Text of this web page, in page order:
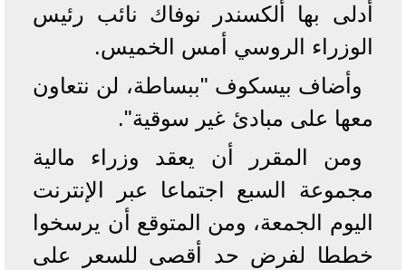
أدلى بها ألكسندر نوفاك نائب رئيس
الوزراء الروسي أمس الخميس.
وأضاف بيسكوف "ببساطة، لن نتعاون
معها على مبادئ غير سوقية".
ومن المقرر أن يعقد وزراء مالية
مجموعة السبع اجتماعا عبر الإنترنت
اليوم الجمعة، ومن المتوقع أن يرسخوا
خططا لفرض حد أقصى للسعر على